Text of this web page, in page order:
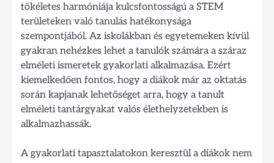
tökéletes harmóniája kulcsfontosságú a STEM
területeken való tanulás hatékonysága
szempontjából. Az iskolákban és egyetemeken kívül
gyakran nehézkes lehet a tanulók számára a száraz
elméleti ismeretek gyakorlati alkalmazása. Ezért
kiemelkedően fontos, hogy a diákok már az oktatás
során kapjanak lehetőséget arra, hogy a tanult
elméleti tantárgyakat valós élethelyzetekben is
alkalmazhassák.
A gyakorlati tapasztalatokon keresztül a diákok nem